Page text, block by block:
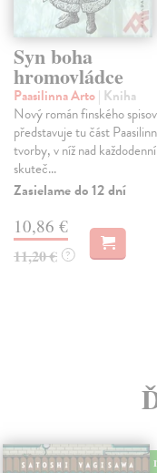
Syn boha
hromovládce
Paasilinna Arto| Kniha
Nový román finského
představuje tu část
tvorby, v níž nad každodenní
skuteč...
Zasielame do 12 dní
10,86 €
11,20 € ?